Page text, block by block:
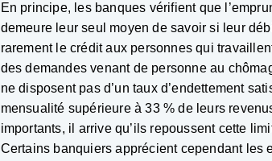
En principe, les banques vérifient que
demeure leur seul moyen de savoir si leur
rarement le crédit aux personnes qui
des demandes venant de personne au
ne disposent pas d’un taux d’endettement
mensualité supérieure à 33 % de leurs
importants, il arrive qu’ils repoussent cette
Certains banquiers apprécient cependant les